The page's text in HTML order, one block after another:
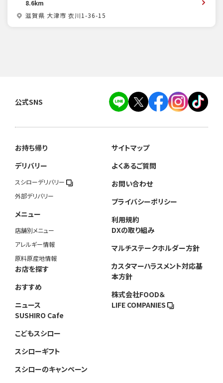
8.6km
滋賀県 大津市 衣川1-36-15
公式SNS
お持ち帰り
デリバリー
スシローデリバリー
外部デリバリー
メニュー
店舗別メニュー
アレルギー情報
原料原産地情報
お店を探す
おすすめ
ニュース
SUSHIRO Cafe
こどもスシロー
スシローギフト
スシローのキャンペーン
サイトマップ
よくあるご質問
お問い合わせ
プライバシーポリシー
利用規約
DXの取り組み
マルチステークホルダー方針
カスタマーハラスメント対応基
本方針
株式会社FOOD＆
LIFE COMPANIES